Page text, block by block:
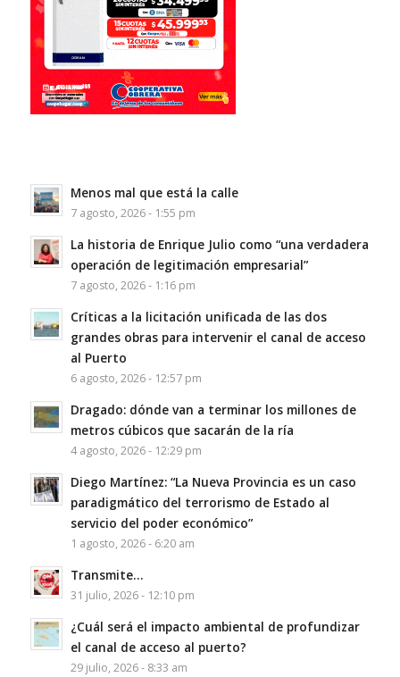
Menos mal que está la calle
7 agosto, 2026 - 1:55 pm
La historia de Enrique Julio como “una verdadera
operación de legitimación empresarial”
7 agosto, 2026 - 1:16 pm
Críticas a la licitación unificada de las dos
grandes obras para intervenir el canal de acceso
al Puerto
6 agosto, 2026 - 12:57 pm
Dragado: dónde van a terminar los millones de
metros cúbicos que sacarán de la ría
4 agosto, 2026 - 12:29 pm
Diego Martínez: “La Nueva Provincia es un caso
paradigmático del terrorismo de Estado al
servicio del poder económico”
1 agosto, 2026 - 6:20 am
Transmite…
31 julio, 2026 - 12:10 pm
¿Cuál será el impacto ambiental de profundizar
el canal de acceso al puerto?
29 julio, 2026 - 8:33 am